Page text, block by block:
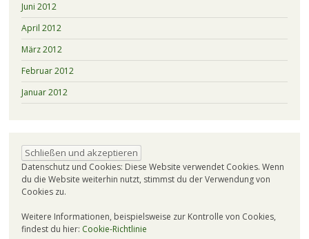
Juni 2012
April 2012
März 2012
Februar 2012
Januar 2012
Datenschutz und Cookies: Diese Website verwendet Cookies. Wenn
du die Website weiterhin nutzt, stimmst du der Verwendung von
Cookies zu.
Weitere Informationen, beispielsweise zur Kontrolle von Cookies,
findest du hier: Cookie-Richtlinie